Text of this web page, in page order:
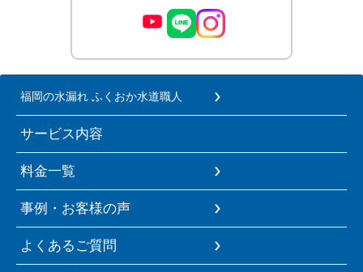
福岡の水漏れ ふくおか水道職人
サービス内容
料金一覧
事例・お客様の声
よくあるご質問